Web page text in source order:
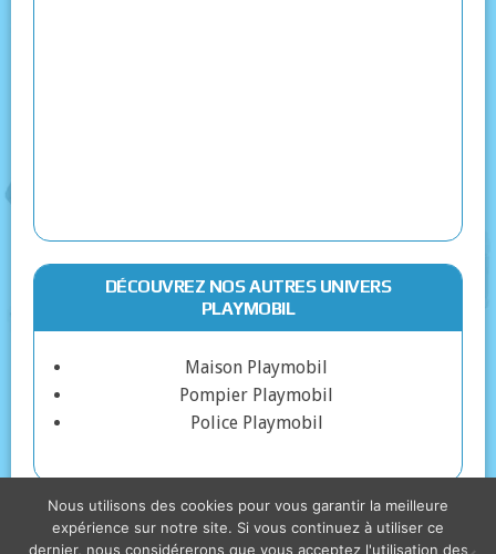
DÉCOUVREZ NOS AUTRES UNIVERS
PLAYMOBIL
Maison Playmobil
Pompier Playmobil
Police Playmobil
Nous utilisons des cookies pour vous garantir la meilleure
expérience sur notre site. Si vous continuez à utiliser ce
dernier, nous considérerons que vous acceptez l'utilisation des